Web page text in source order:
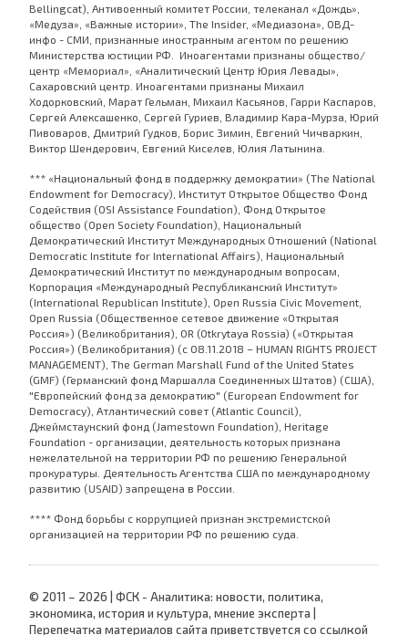
Bellingcat), Антивоенный комитет России, телеканал «Дождь»,
«Медуза», «Важные истории», The Insider, «Медиазона», ОВД-
инфо - СМИ, признанные иностранным агентом по решению
Министерства юстиции РФ. Иноагентами признаны общество/
центр «Мемориал», «Аналитический Центр Юрия Левады»,
Сахаровский центр. Иноагентами признаны Михаил
Ходорковский, Марат Гельман, Михаил Касьянов, Гарри Каспаров,
Сергей Алексашенко, Сергей Гуриев, Владимир Кара-Мурза, Юрий
Пивоваров, Дмитрий Гудков, Борис Зимин, Евгений Чичваркин,
Виктор Шендерович, Евгений Киселев, Юлия Латынина.
*** «Национальный фонд в поддержку демократии» (The National
Endowment for Democracy), Институт Открытое Общество Фонд
Содействия (OSI Assistance Foundation), Фонд Открытое
общество (Open Society Foundation), Национальный
Демократический Институт Международных Отношений (National
Democratic Institute for International Affairs), Национальный
Демократический Институт по международным вопросам,
Корпорация «Международный Республиканский Институт»
(International Republican Institute), Open Russia Civic Movement,
Open Russia (Общественное сетевое движение «Открытая
Россия») (Великобритания), OR (Otkrytaya Rossia) («Открытая
Россия») (Великобритания) (с 08.11.2018 – HUMAN RIGHTS PROJECT
MANAGEMENT), The German Marshall Fund of the United States
(GMF) (Германский фонд Маршалла Соединенных Штатов) (США),
"Европейский фонд за демократию" (European Endowment for
Democracy), Атлантический совет (Atlantic Council),
Джеймстаунский фонд (Jamestown Foundation), Heritage
Foundation - организации, деятельность которых признана
нежелательной на территории РФ по решению Генеральной
прокуратуры. Деятельность Агентства США по международному
развитию (USAID) запрещена в России.
**** Фонд борьбы с коррупцией признан экстремистской
организацией на территории РФ по решению суда.
© 2011 – 2026 | ФСК - Аналитика: новости, политика,
экономика, история и культура, мнение эксперта |
Перепечатка материалов сайта приветствуется со ссылкой